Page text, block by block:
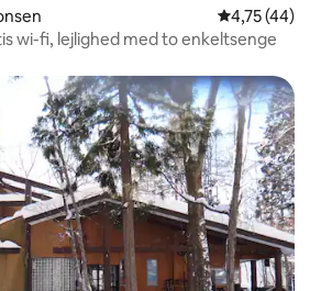
4,75 ud af 5
4,75 (44)
wi-fi, lejlighed med to enkeltsenge